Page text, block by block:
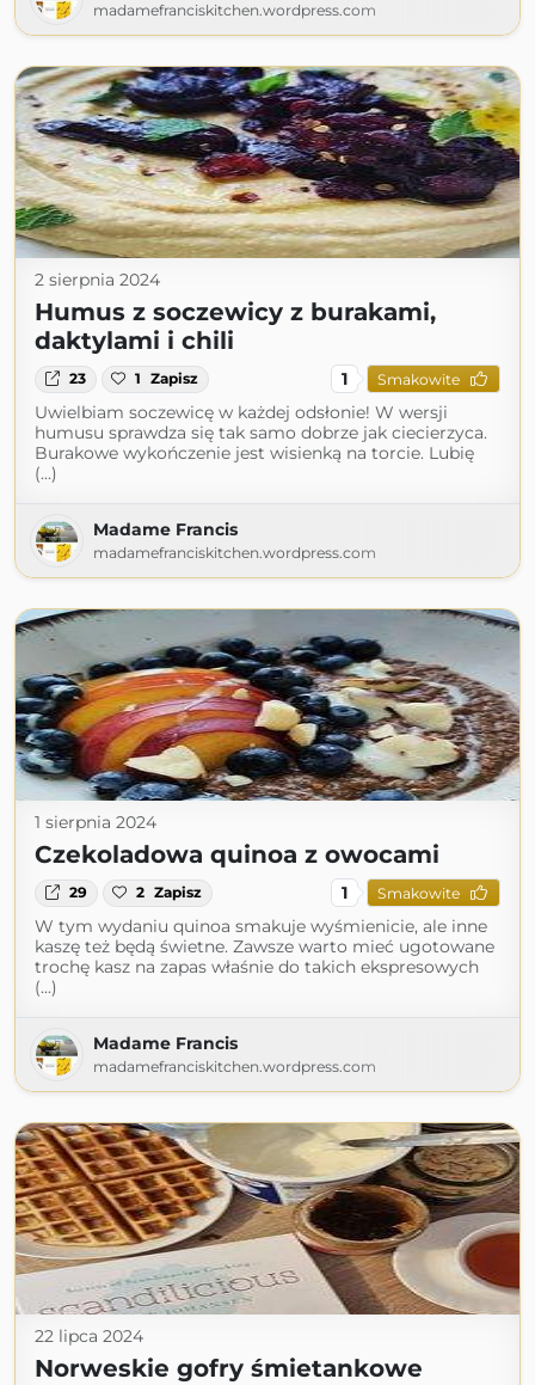
madamefranciskitchen.wordpress.com
2 sierpnia 2024
Humus z soczewicy z burakami,
daktylami i chili
23 1 Zapisz 1 Smakowite
Uwielbiam soczewicę w każdej odsłonie! W wersji
humusu sprawdza się tak samo dobrze jak ciecierzyca.
Burakowe wykończenie jest wisienką na torcie. Lubię
(...)
Madame Francis
madamefranciskitchen.wordpress.com
1 sierpnia 2024
Czekoladowa quinoa z owocami
29 2 Zapisz 1 Smakowite
W tym wydaniu quinoa smakuje wyśmienicie, ale inne
kaszę też będą świetne. Zawsze warto mieć ugotowane
trochę kasz na zapas właśnie do takich ekspresowych
(...)
Madame Francis
madamefranciskitchen.wordpress.com
22 lipca 2024
Norweskie gofry śmietankowe